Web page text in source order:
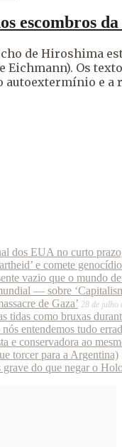
escombros
de Hiroshima
Eichmann). Os
e
dos EUA no curto
e comete
vazio que o mundo
— sobre
de Gaza’ 28 de julho
tidas como bruxas
entendemos tudo
e conservadora ao
torcer para a Argentina)
do que negar o